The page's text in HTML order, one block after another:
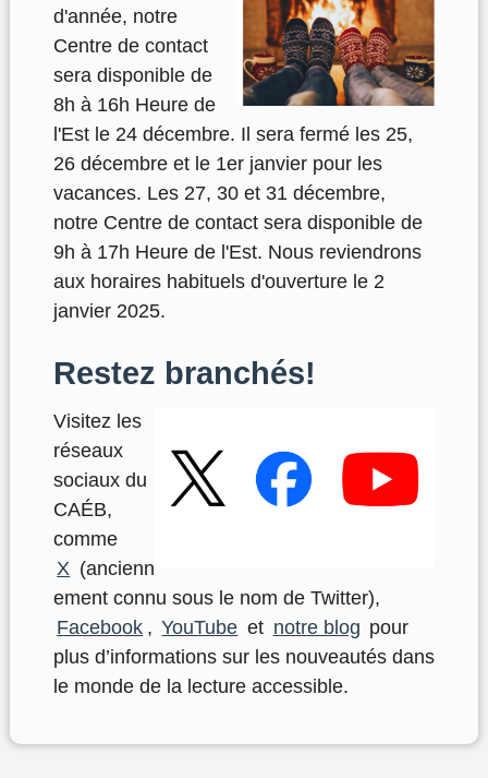
d'année, notre
Centre de contact
sera disponible de
8h à 16h Heure de
l'Est le 24 décembre. Il sera fermé les 25,
26 décembre et le 1er janvier pour les
vacances. Les 27, 30 et 31 décembre,
notre Centre de contact sera disponible de
9h à 17h Heure de l'Est. Nous reviendrons
aux horaires habituels d'ouverture le 2
janvier 2025.
Restez branchés!
Visitez les
réseaux
sociaux du
CAÉB,
comme
X (ancienn
ement connu sous le nom de Twitter),
Facebook , YouTube et notre blog pour
plus d’informations sur les nouveautés dans
le monde de la lecture accessible.